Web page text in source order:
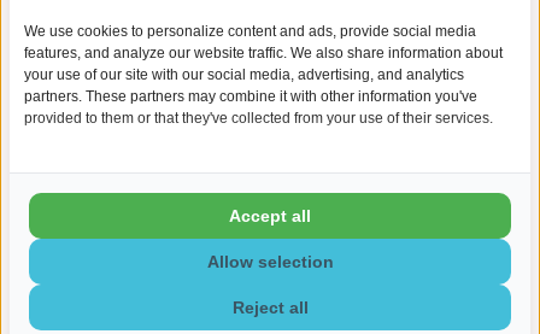
Levertijd graveren:Indien u kiest voor de extra optie
graveren, houdt u dan rekening met een extra levertijd van 5-10
werkdagen.
Gerelateerde producten
We use cookies to personalize content and ads, provide social media
features, and analyze our website traffic. We also share information about
your use of our site with our social media, advertising, and analytics
partners. These partners may combine it with other information you've
provided to them or that they've collected from your use of their services.
Reject all
Allow selection
Accept all